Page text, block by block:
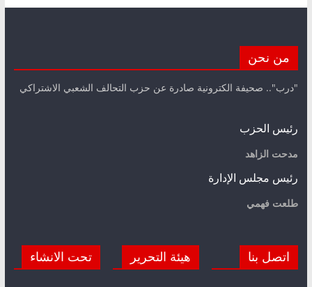
من نحن
"درب".. صحيفة الكترونية صادرة عن حزب التحالف الشعبي الاشتراكي
رئيس الحزب
مدحت الزاهد
رئيس مجلس الإدارة
طلعت فهمي
اتصل بنا هيئة التحرير تحت الانشاء